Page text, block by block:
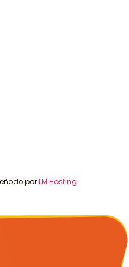
porLM Hosting